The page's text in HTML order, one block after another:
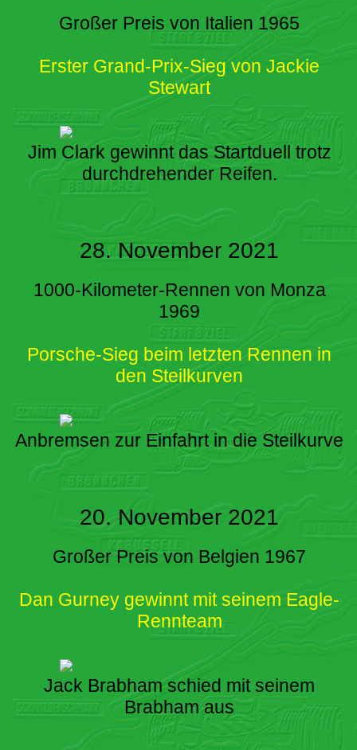
Großer Preis von Italien 1965
Erster Grand-Prix-Sieg von Jackie
Stewart
Jim Clark gewinnt das Startduell trotz
durchdrehender Reifen.
28. November 2021
1000-Kilometer-Rennen von Monza
1969
Porsche-Sieg beim letzten Rennen in
den Steilkurven
Anbremsen zur Einfahrt in die Steilkurve
20. November 2021
Großer Preis von Belgien 1967
Dan Gurney gewinnt mit seinem Eagle-
Rennteam
Jack Brabham schied mit seinem
Brabham aus